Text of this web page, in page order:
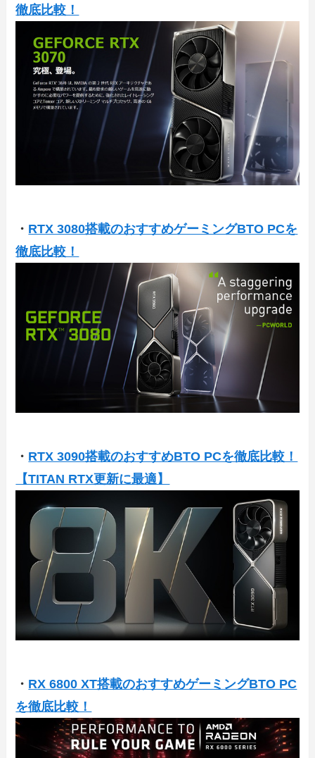
徹底比較！
・ RTX 3080搭載のおすすめゲーミングBTO PCを
徹底比較！
・ RTX 3090搭載のおすすめBTO PCを徹底比較！
【TITAN RTX更新に最適】
・ RX 6800 XT搭載のおすすめゲーミングBTO PC
を徹底比較！